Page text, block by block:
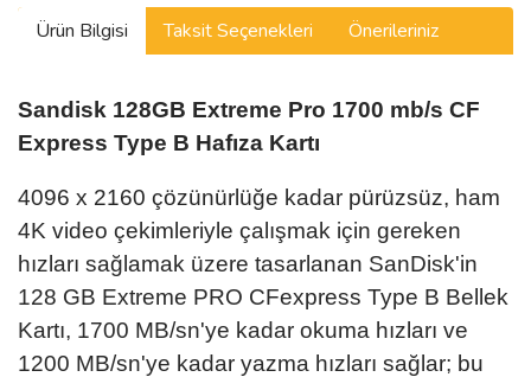
Ürün Bilgisi Taksit Seçenekleri Önerileriniz
Sandisk 128GB Extreme Pro 1700 mb/s CF
Express Type B Hafıza Kartı
4096 x 2160 çözünürlüğe kadar pürüzsüz, ham
4K video çekimleriyle çalışmak için gereken
hızları sağlamak üzere tasarlanan SanDisk'in
128 GB Extreme PRO CFexpress Type B Bellek
Kartı, 1700 MB/sn'ye kadar okuma hızları ve
1200 MB/sn'ye kadar yazma hızları sağlar; bu